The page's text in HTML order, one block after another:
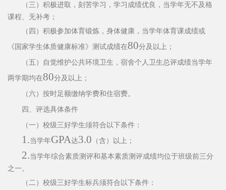
（三）积极进取，刻苦学习，学习成绩优良，当学年无不及 格
课程、无补考；
（四）积极参加体育锻炼，身体健康，当学年体育课成绩或
《国家学生体质健康标准》测试成绩在80分及以上；
（五）自觉维护公共环境卫生，宿舍个人卫生总评成绩当学年
两学期均在80分及以上；
（六）按时足额缴纳学费和住宿费。
四、评选具体条件
（一）校级三好学生须符合以下条件：
1.当学年GPA达3.0 （含）以上；
2.当学年综合素质测评和基本素质测评成绩均位于班级前三分
之一。
（二）校级三好学生标兵须符合以下条件：